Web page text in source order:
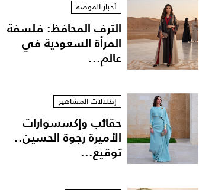
أخبار الموضة
الترف المحافظ: فلسفة
المرأة السعودية في
عالم...
إطلالات المشاهير
حقائب وإكسسوارات
الأميرة رجوة الحسين..
توقيع...